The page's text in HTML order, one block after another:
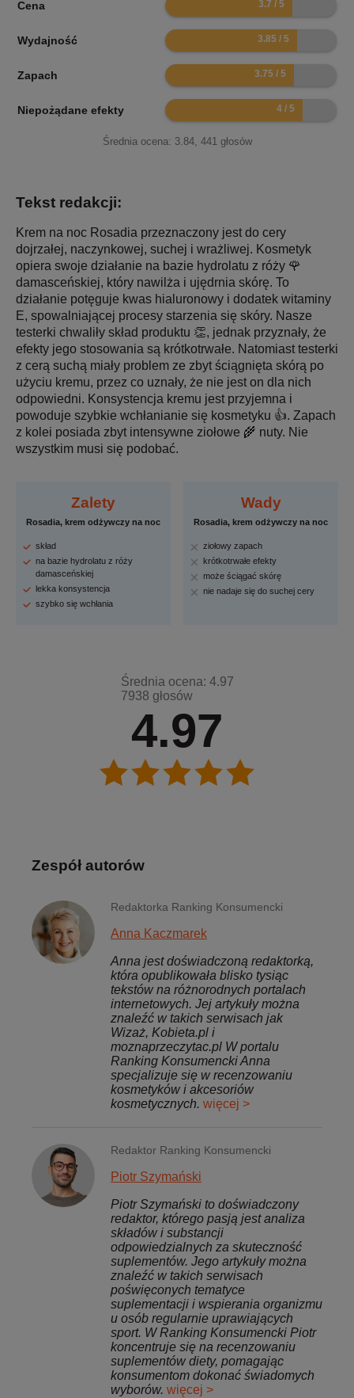
Cena
Wydajność 7.7
Zapach 7.5
Niepożądane efekty 8
Średnia ocena: 3.84, 441głosów
Tekst redakcji:
Krem na noc Rosadia przeznaczony jest do cery
dojrzałej, naczynkowej, suchej i wrażliwej. Kosmetyk
opiera swoje działanie na bazie hydrolatu z róży 🌹
damasceńskiej, który nawilża i ujędrnia skórę. To
działanie potęguje kwas hialuronowy i dodatek witaminy
E, spowalniającej procesy starzenia się skóry. Nasze
testerki chwaliły skład produktu 👏, jednak przyznały, że
efekty jego stosowania są krótkotrwałe. Natomiast testerki
z cerą suchą miały problem ze zbyt ściągnięta skórą po
użyciu kremu, przez co uznały, że nie jest on dla nich
odpowiedni. Konsystencja kremu jest przyjemna i
powoduje szybkie wchłanianie się kosmetyku 👍. Zapach
z kolei posiada zbyt intensywne ziołowe 🌾 nuty. Nie
wszystkim musi się podobać.
Zalety
Rosadia, krem odżywczy na noc
skład
na bazie hydrolatu z róży
damasceńskiej
lekka konsystencja
szybko się wchłania
Wady
Rosadia, krem odżywczy na noc
ziołowy zapach
krótkotrwałe efekty
może ściągać skórę
nie nadaje się do suchej cery
4.97
Średnia ocena: 4.97
7938 głosów
Zespół autorów
Redaktorka Ranking Konsumencki
Anna Kaczmarek
Anna jest doświadczoną redaktorką,
która opublikowała blisko tysiąc
tekstów na różnorodnych portalach
internetowych. Jej artykuły można
znaleźć w takich serwisach jak
Wizaż, Kobieta.pl i
moznaprzeczytac.pl W portalu
Ranking Konsumencki Anna
specjalizuje się w recenzowaniu
kosmetyków i akcesoriów
kosmetycznych. więcej >
Redaktor Ranking Konsumencki
Piotr Szymański
Piotr Szymański to doświadczony
redaktor, którego pasją jest analiza
składów i substancji
odpowiedzialnych za skuteczność
suplementów. Jego artykuły można
znaleźć w takich serwisach
poświęconych tematyce
suplementacji i wspierania organizmu
u osób regularnie uprawiających
sport. W Ranking Konsumencki Piotr
koncentruje się na recenzowaniu
suplementów diety, pomagając
konsumentom dokonać świadomych
wyborów. więcej >